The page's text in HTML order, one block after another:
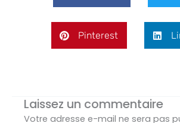
Pinterest
Laissez un commentaire
Votre adresse e-mail ne sera pas